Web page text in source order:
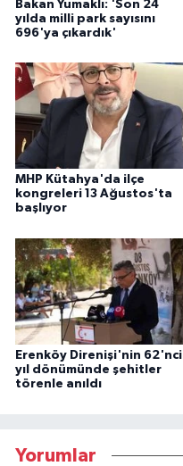
Bakan Yumaklı: 'Son 24
yılda milli park sayısını
696'ya çıkardık'
MHP Kütahya'da ilçe
kongreleri 13 Ağustos'ta
başlıyor
Erenköy Direnişi'nin 62'nci
yıl dönümünde şehitler
törenle anıldı
Yorumlar